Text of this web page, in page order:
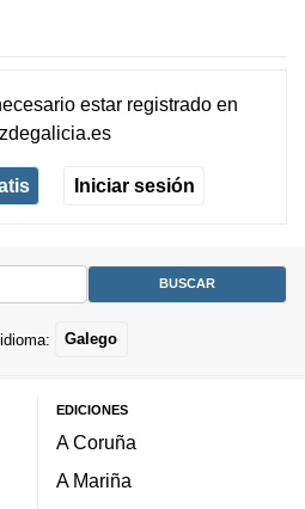
estar registradoen
Iniciar sesión
Galego
EDICIONES
A Coruña
A Mariña